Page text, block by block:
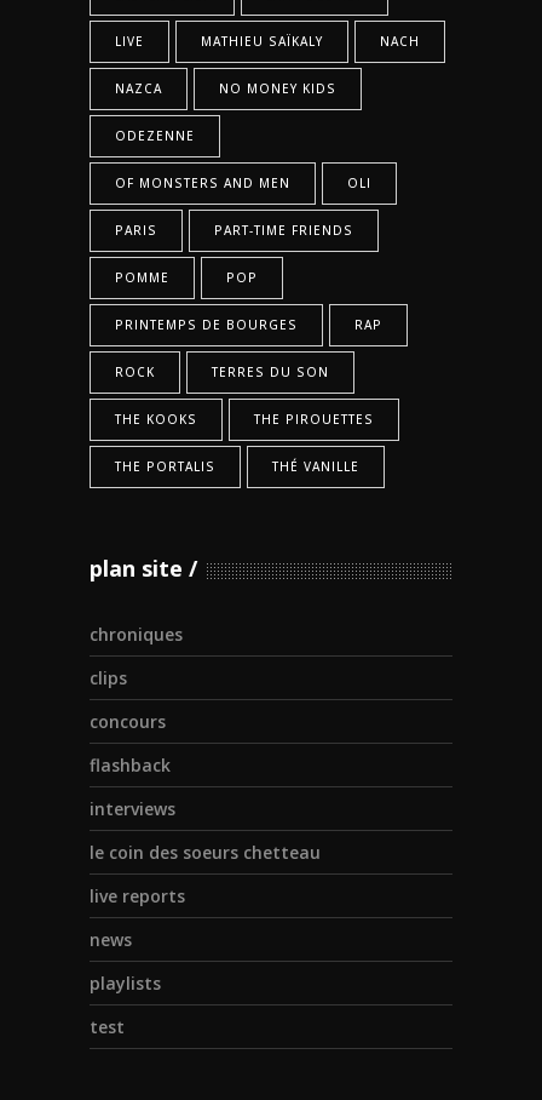
LIVE MATHIEU SAÏKALY NACH
NAZCA NO MONEY KIDS
ODEZENNE
OF MONSTERS AND MEN OLI
PARIS PART-TIME FRIENDS
POMME POP
PRINTEMPS DE BOURGES RAP
ROCK TERRES DU SON
THE KOOKS THE PIROUETTES
THE PORTALIS THÉ VANILLE
plan site
chroniques
clips
concours
flashback
interviews
le coin des soeurs chetteau
live reports
news
playlists
test